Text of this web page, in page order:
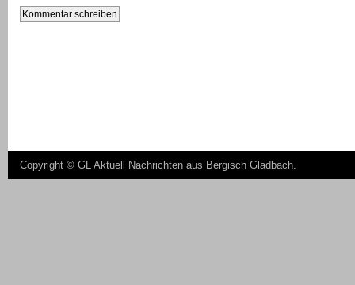
Copyright © GL Aktuell Nachrichten aus Bergisch Gladbach.